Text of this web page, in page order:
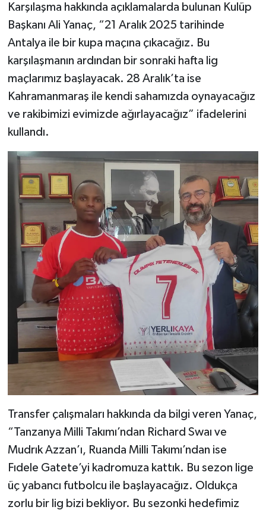
Karşılaşma hakkında açıklamalarda bulunan Kulüp
Başkanı Ali Yanaç, “21 Aralık 2025 tarihinde
Antalya ile bir kupa maçına çıkacağız. Bu
karşılaşmanın ardından bir sonraki hafta lig
maçlarımız başlayacak. 28 Aralık’ta ise
Kahramanmaraş ile kendi sahamızda oynayacağız
ve rakibimizi evimizde ağırlayacağız” ifadelerini
kullandı.
Transfer çalışmaları hakkında da bilgi veren Yanaç,
“Tanzanya Milli Takımı’ndan Richard Swaı ve
Mudrık Azzan’ı, Ruanda Milli Takımı’ndan ise
Fıdele Gatete’yi kadromuza kattık. Bu sezon lige
üç yabancı futbolcu ile başlayacağız. Oldukça
zorlu bir lig bizi bekliyor. Bu sezonki hedefimiz